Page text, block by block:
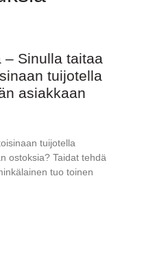
– Sinulla taitaa
tuijotella
asiakkaan
tuijotella
ostoksia? Taidat tehdä
tuo toinen